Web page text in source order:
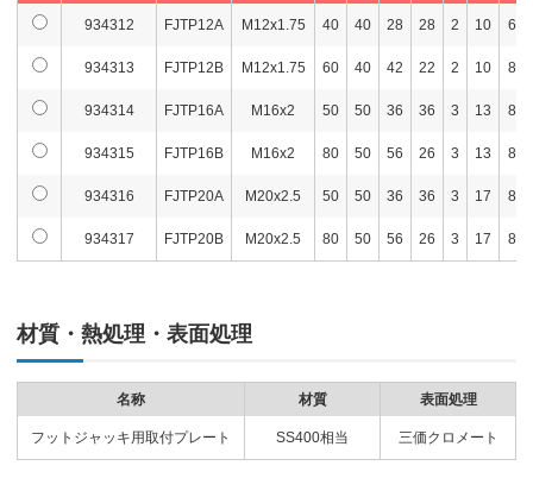
934312 FJTP12A M12x1.75 40 40 28 28 2 10 6
934313 FJTP12B M12x1.75 60 40 42 22 2 10 8
934314 FJTP16A M16x2 50 50 36 36 3 13 8
934315 FJTP16B M16x2 80 50 56 26 3 13 8
934316 FJTP20A M20x2.5 50 50 36 36 3 17 8
934317 FJTP20B M20x2.5 80 50 56 26 3 17 8
材質・熱処理・表面処理
名称 材質 表面処理
フットジャッキ用取付プレート SS400相当 三価クロメート